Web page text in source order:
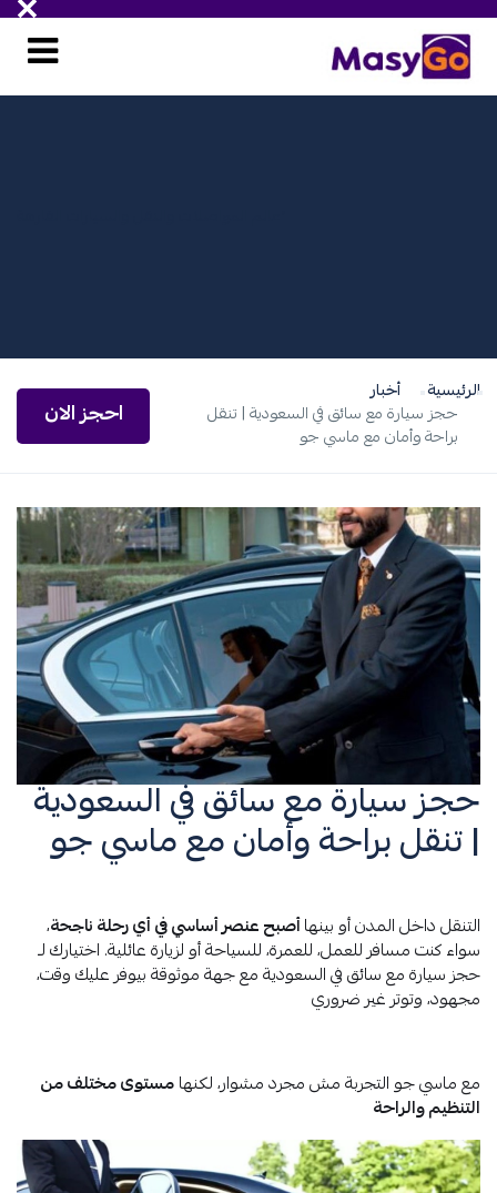
الرئيسية
أخبار
حجز سيارة مع سائق في السعودية | تنقل
براحة وأمان مع ماسي جو
احجز الان
حجز سيارة مع سائق في السعودية
| تنقل براحة وأمان مع ماسي جو
التنقل داخل المدن أو بينهاأصبح عنصر أساسي في أي رحلة ناجحة،
سواء كنت مسافر للعمل، للعمرة، للسياحة أو لزيارة عائلية. اختيارك لـ
حجز سيارة مع سائق في السعودية مع جهة موثوقة بيوفر عليك وقت،
مجهود، وتوتر غير ضروري
مع ماسي جو التجربة مش مجرد مشوار، لكنها مستوى مختلف من
التنظيم والراحة